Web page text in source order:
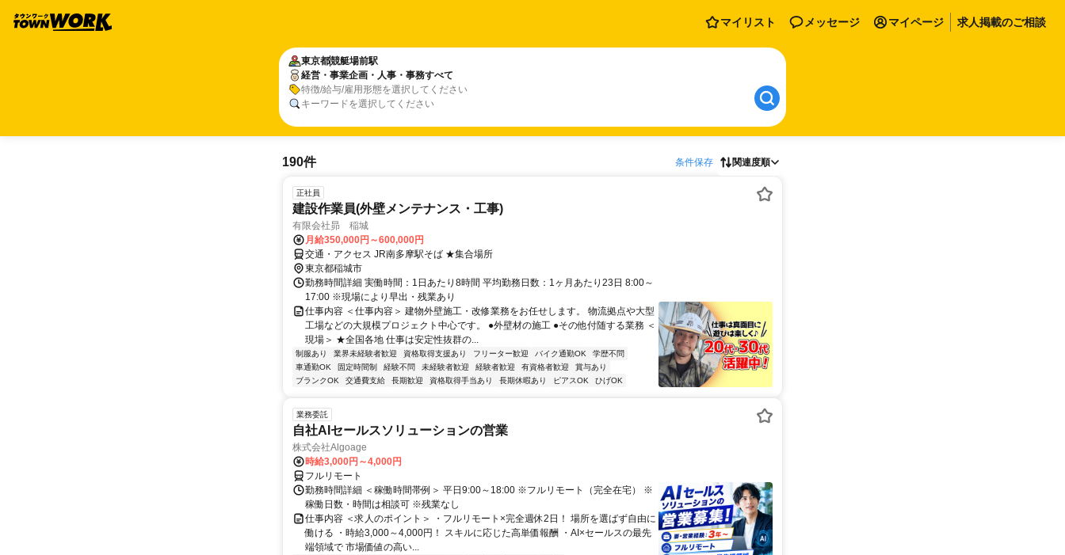
マイリスト メッセージ マイページ 求人掲載のご相談
東京都競艇場前駅
経営・事業企画・人事・事務すべて
特徴/給与/雇用形態を選択してください
キーワードを選択してください
190件 条件保存 関連度順
正社員
建設作業員(外壁メンテナンス・工事)
有限会社昴 稲城
月給350,000円～600,000円
交通・アクセス JR南多摩駅そば ★集合場所
東京都稲城市
勤務時間詳細 実働時間：1日あたり8時間 平均勤務日数：1ヶ月あたり23日 8:00～
17:00 ※現場により早出・残業あり
仕事内容 ＜仕事内容＞ 建物外壁施工・改修業務をお任せします。 物流拠点や大型
工場などの大規模プロジェクト中心です。 ●外壁材の施工 ●その他付随する業務 ＜
現場＞ ★全国各地 仕事は安定性抜群の...
制服あり 業界未経験者歓迎 資格取得支援あり フリーター歓迎 バイク通勤OK
学歴不問
車通勤OK
固定時間制 経験不問 未経験者歓迎 経験者歓迎 有資格者歓迎
賞与あり
ブランクOK
交通費支給 長期歓迎 資格取得手当あり 長期休暇あり ピアスOK ひげOK
業務委託
自社AIセールスソリューションの営業
株式会社Algoage
時給3,000円～4,000円
フルリモート
勤務時間詳細 ＜稼働時間帯例＞ 平日9:00～18:00 ※フルリモート（完全在宅） ※
稼働日数・時間は相談可 ※残業なし
仕事内容 ＜求人のポイント＞ ・フルリモート×完全週休2日！ 場所を選ばず自由に
働ける ・時給3,000～4,000円！ スキルに応じた高単価報酬 ・AI×セールスの最先
端領域で 市場価値の高い...